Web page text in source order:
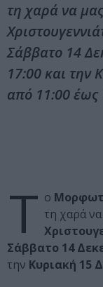
τη χαρά να
Σάββατο 14
17:00 και την
από 11:00 έως
Τ ο
τη χαρά
Σάββατο 14
την Κυριακή 15